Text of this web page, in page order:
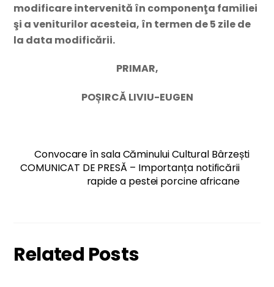
modificare intervenită în componenţa familiei
şi a veniturilor acesteia, în termen de 5 zile de
la data modificării.
PRIMAR,
POȘIRCĂ LIVIU-EUGEN
Convocare în sala Căminului Cultural Bârzești
COMUNICAT DE PRESĂ – Importanța notificării
rapide a pestei porcine africane
Related Posts